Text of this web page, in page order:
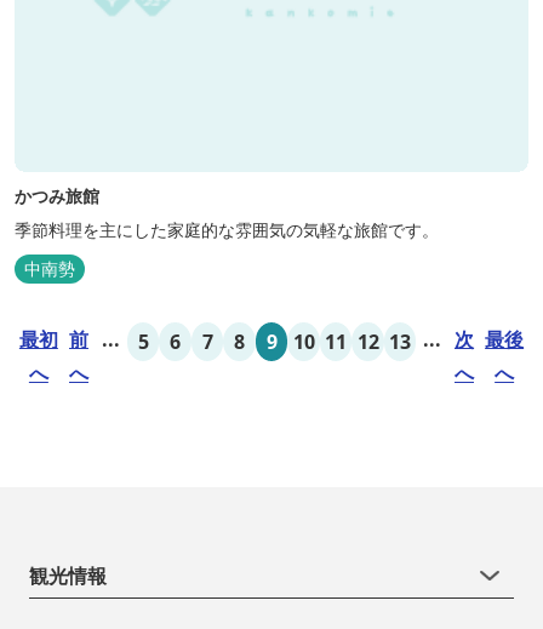
かつみ旅館
季節料理を主にした家庭的な雰囲気の気軽な旅館です。
中南勢
最初
へ
前
へ
... 5 6 7 8 9 10 11 12 13 ... 次
へ
最後
へ
観光情報